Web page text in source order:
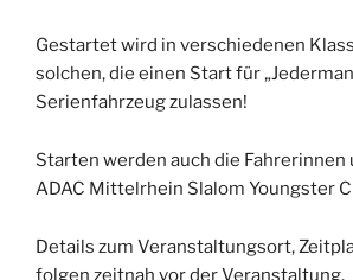
Gestartet wird in verschiedenen
solchen, die einen Start für
Serienfahrzeug zulassen!
Starten werden auch die Fahrerinnen
ADAC Mittelrhein Slalom Youngster
Details zum Veranstaltungsort,